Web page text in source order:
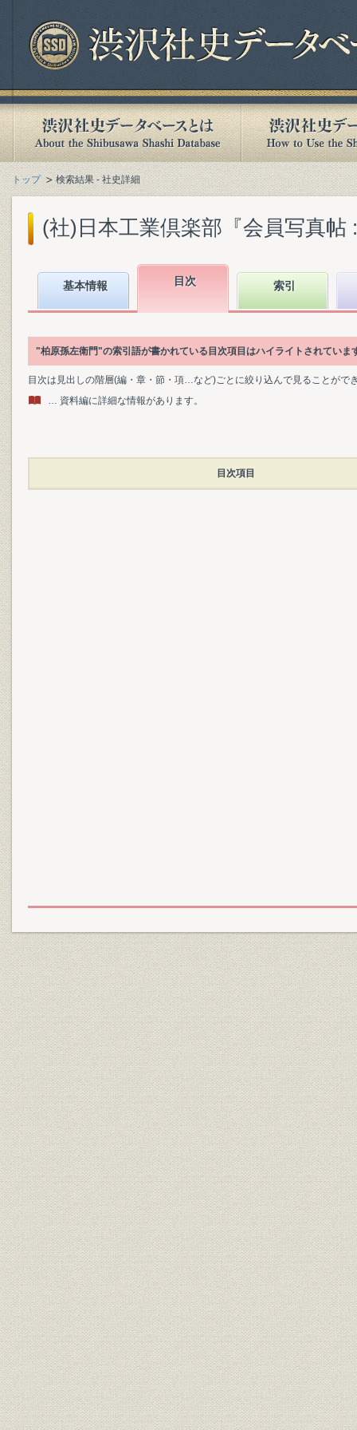
トップ 検索結果 - 社史詳細
(社)日本工業倶楽部『会員写真帖
基本情報 目次 索引
"柏原孫左衛門"の索引語が書かれている目次項目はハイライトされていま
目次は見出しの階層(編・章・節・項…など)ごとに絞り込んで見ることがで
… 資料編に詳細な情報があります。
目次項目